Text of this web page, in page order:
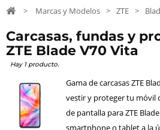
> Marcas y Modelos > ZTE >
Carcasas, fundas y
ZTE Blade V70 Vita
Hay 1 producto.
Gama de carcasas ZTE
vestir y proteger tu móvil
de pantalla para ZTE
smartphone o tablet a la